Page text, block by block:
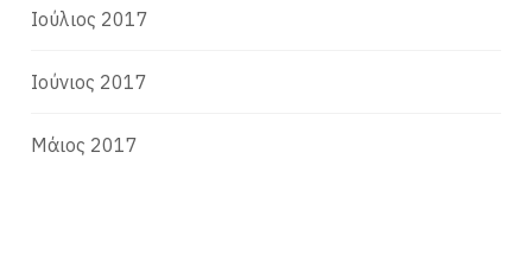
Ιούλιος 2017
Ιούνιος 2017
Μάιος 2017